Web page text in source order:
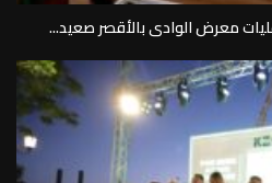
معرض الوادى بالأقصر صعيد...